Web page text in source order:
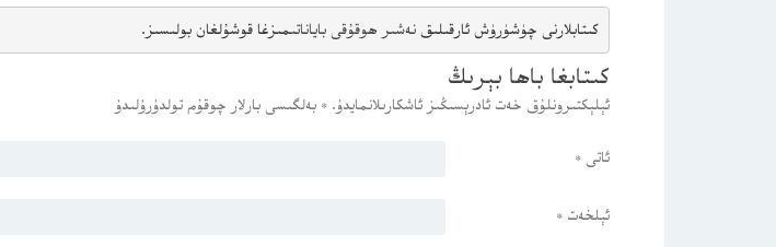
كىتابلارنى چۈشۈرۈش ئارقىلىق نەشىر ھوقۇقى باياناتىمىزغا قوشۇلغان بولىسىز.
كىتابغا باھا بېرىڭ
ئېلېكتىرونلۇق خەت ئادرېسىڭىز ئاشكارىلانمايدۇ. * بەلگىسى بارلار چوقۇم تولدۇرۇلىدۇ
ئاتى *
ئېلخەت *